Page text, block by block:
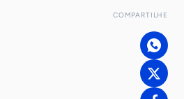
COMPARTILHE